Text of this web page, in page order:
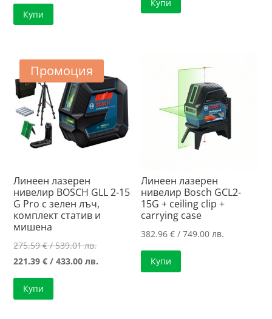
Купи
Купи
Промоция
Линеен лазерен
нивелир BOSCH GLL 2-15
G Pro с зелен лъч,
комплект статив и
мишена
275.59€/ 539.01 лв.Original
price
221.39€ / 433.00 лв.
Купи
Линеен лазерен
нивелир Bosch GCL2-
15G + ceiling clip +
carrying case
382.96€ / 749.00 лв.
Купи